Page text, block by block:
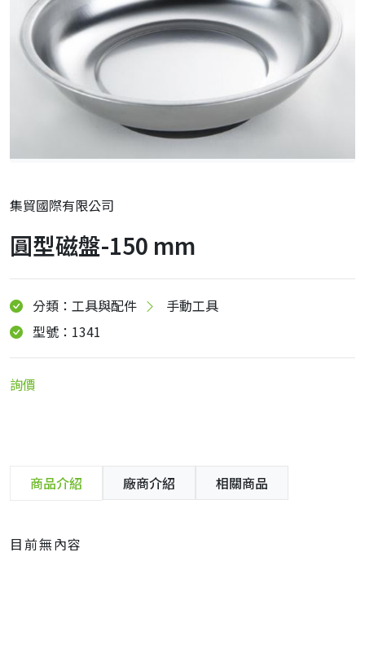
集貿國際有限公司
圓型磁盤-150 mm
分類：工具與配件
手動工具
型號：1341
詢價
商品介紹 廠商介紹 相關商品
目前無內容